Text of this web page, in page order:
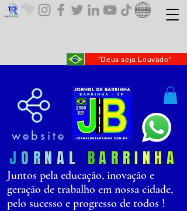
"Deus seja Louvado"
website
JO RNAL BARRI NHA
Juntos pela educação, inovação e
geração de trabalho em nossa cidade,
pelo sucesso e progresso de todos !